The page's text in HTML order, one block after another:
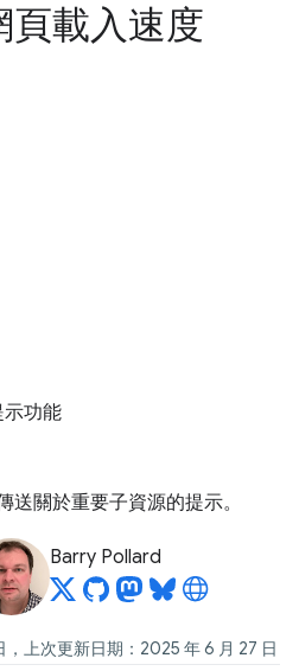
頁載入速度
示功能
關於重要子資源的提示。
Barry Pollard
上次更新日期：2025 年 6 月 27 日